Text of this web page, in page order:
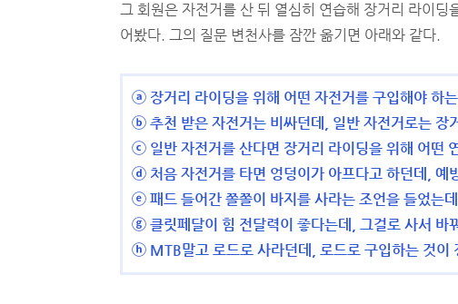
그 회원은 자전거를 산 뒤 열심히 연습해 장거리 라이
어봤다. 그의 질문 변천사를 잠깐 옮기면 아래와 같다.
ⓐ 장거리 라이딩을 위해 어떤 자전거를 구입해야 하
ⓑ 추천 받은 자전거는 비싸던데, 일반 자전거로는 장
ⓒ 일반 자전거를 산다면 장거리 라이딩을 위해 어떤
ⓓ 처음 자전거를 타면 엉덩이가 아프다고 하던데, 예
ⓔ 패드 들어간 쫄쫄이 바지를 사라는 조언을 들었는
ⓖ 클릿페달이 힘 전달력이 좋다는데, 그걸로 사서 바
ⓗ MTB말고 로드로 사라던데, 로드로 구입하는 것이